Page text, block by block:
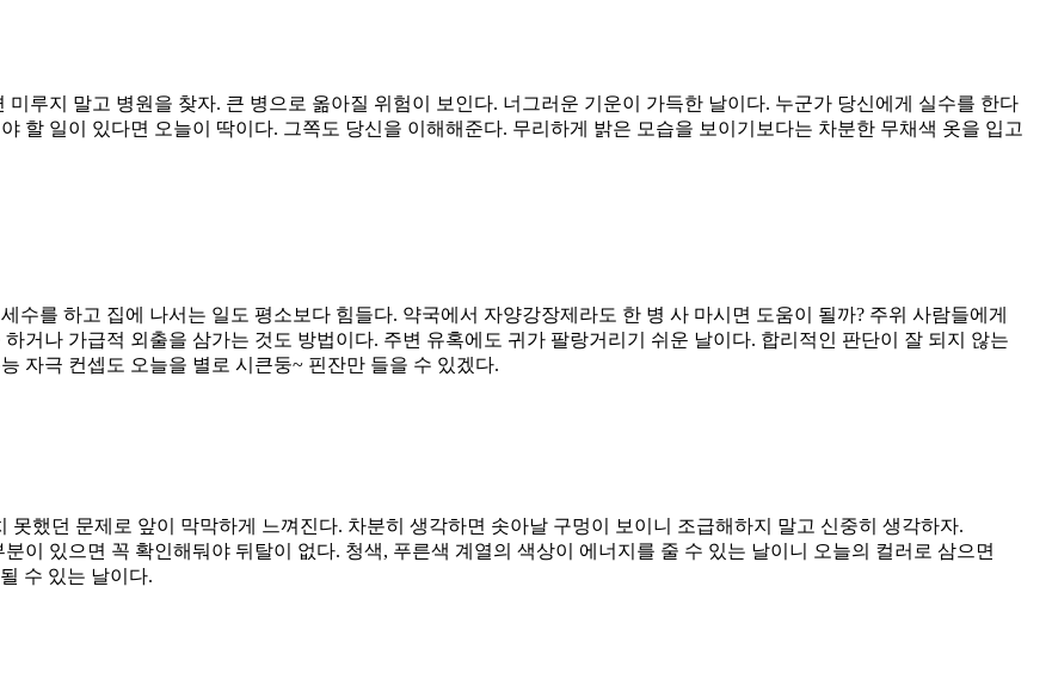
루지 말고 병원을 찾자. 큰 병으로 옮아질 위험이 보인다. 너그러운 기운이 가득한 날이다. 누군가 당신에게 실수를 한다
할 일이 있다면 오늘이 딱이다. 그쪽도 당신을 이해해준다. 무리하게 밝은 모습을 보이기보다는 차분한 무채색 옷을 입고
수를 하고 집에 나서는 일도 평소보다 힘들다. 약국에서 자양강장제라도 한 병 사 마시면 도움이 될까? 주위 사람들에게
거나 가급적 외출을 삼가는 것도 방법이다. 주변 유혹에도 귀가 팔랑거리기 쉬운 날이다. 합리적인 판단이 잘 되지 않는
자극 컨셉도 오늘을 별로 시큰둥~ 핀잔만 들을 수 있겠다.
했던 문제로 앞이 막막하게 느껴진다. 차분히 생각하면 솟아날 구멍이 보이니 조급해하지 말고 신중히 생각하자.
이 있으면 꼭 확인해둬야 뒤탈이 없다. 청색, 푸른색 계열의 색상이 에너지를 줄 수 있는 날이니 오늘의 컬러로 삼으면
수 있는 날이다.